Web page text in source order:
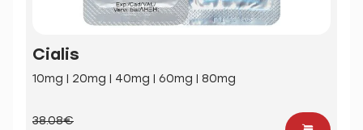
Cialis
10mg | 20mg | 40mg | 60mg | 80mg
38.08€